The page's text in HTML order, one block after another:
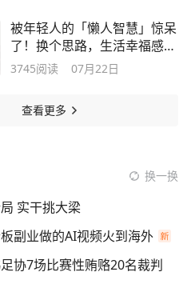
被年轻人的「懒人智慧」惊呆
了！换个思路，生活幸福感直
接爆棚
3745阅读 07月22日
查看更多
换一换
实干挑大梁
副业做的AI视频火到海外
协7场比赛性贿赂20名裁判